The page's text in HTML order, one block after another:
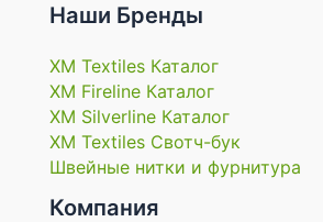
Наши Бренды
XM Textiles Каталог
XM Fireline Каталог
XM Silverline Каталог
XM Textiles Свотч-бук
Швейные нитки и фурнитура
Компания